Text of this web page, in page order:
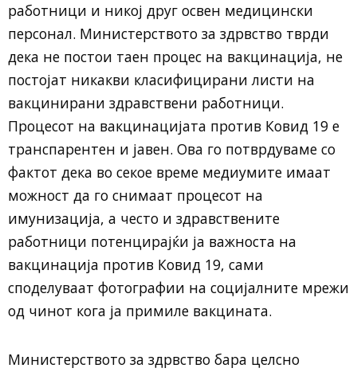
работници и никој друг освен медицински
персонал. Министерството за здрвство тврди
дека не постои таен процес на вакцинација, не
постојат никакви класифицирани листи на
вакцинирани здравствени работници.
Процесот на вакцинацијата против Ковид 19 е
транспарентен и јавен. Ова го потврдуваме со
фактот дека во секое време медиумите имаат
можност да го снимаат процесот на
имунизација, а често и здравствените
работници потенцирајќи ја важноста на
вакцинација против Ковид 19, сами
споделуваат фотографии на социјалните мрежи
од чинот кога ја примиле вакцината.
Министерството за здрвство бара целсно